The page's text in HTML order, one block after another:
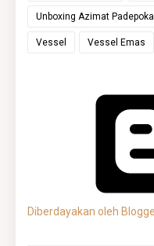
Unboxing Azimat
Vessel Vessel Emas
Diberdayakan oleh